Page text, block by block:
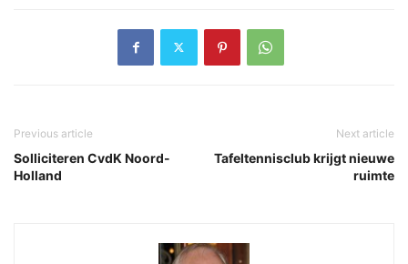
Previous article
Solliciteren CvdK Noord-
Holland
Next article
Tafeltennisclub krijgt nieuwe
ruimte